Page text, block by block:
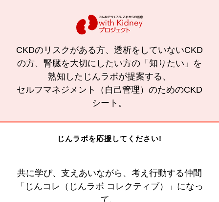
CKDのリスクがある方、透析をしていないCKD
の方、腎臓を大切にしたい方の「知りたい」を
熟知したじんラボが提案する、
セルフマネジメント（自己管理）のためのCKD
シート。
じんラボを応援してください!
共に学び、支えあいながら、考え行動する仲間
「じんコレ（じんラボ コレクティブ）」になっ
て、